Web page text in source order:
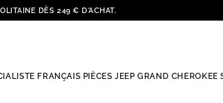
DÈS 249 € D'ACHAT.
FRANÇAIS PIÈCES JEEP GRAND CHEROKEE